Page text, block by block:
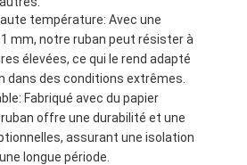
température: Avec une
mm, notre ruban peut résister à
élevées, ce qui le rend adapté
dans des conditions extrêmes.
Fabriqué avec du papier
offre une durabilité et une
assurant une isolation
longue période.